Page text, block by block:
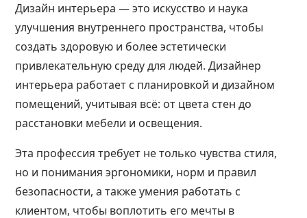
Дизайн интерьера — это искусство и наука
улучшения внутреннего пространства, чтобы
создать здоровую и более эстетически
привлекательную среду для людей. Дизайнер
интерьера работает с планировкой и дизайном
помещений, учитывая всё: от цвета стен до
расстановки мебели и освещения.
Эта профессия требует не только чувства стиля,
но и понимания эргономики, норм и правил
безопасности, а также умения работать с
клиентом, чтобы воплотить его мечты в